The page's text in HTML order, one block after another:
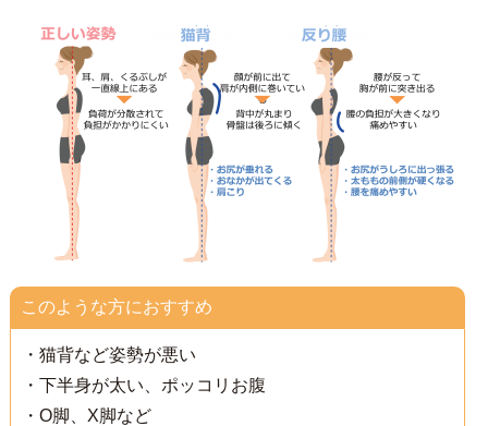
このような方におすすめ
・猫背など姿勢が悪い
・下半身が太い、ポッコリお腹
・O脚、X脚など